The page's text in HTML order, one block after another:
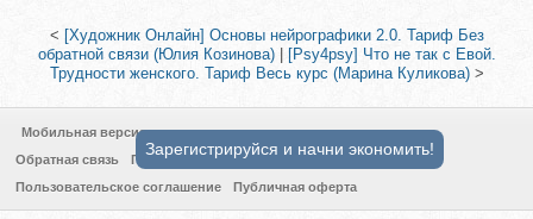
< [Художник Онлайн] Основы нейрографики 2.0. Тариф Без
обратной связи (Юлия Козинова)|
[Psy4psy] Что не так с Евой.
Трудности женского. Тариф Весь курс (Марина Куликова)>
Мобильная версия
Обратная связь
Политика конфиденциальности
Пользовательское соглашение
Публичная оферта
Зарегистрируйся и начни экономить!